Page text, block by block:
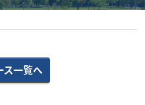
ス一覧へ